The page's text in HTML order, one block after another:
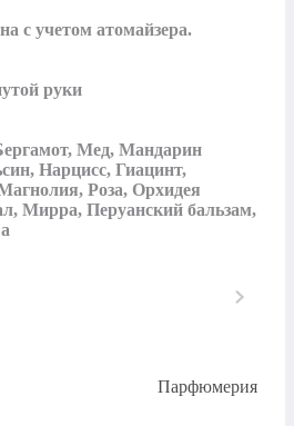
с учетом атомайзера.
руки
Мед, Мандарин
Нарцисс, Гиацинт,
Роза, Орхидея
Мирра, Перуанский бальзам,
Парфюмерия